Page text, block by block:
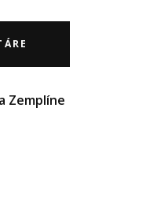
Zemplíne